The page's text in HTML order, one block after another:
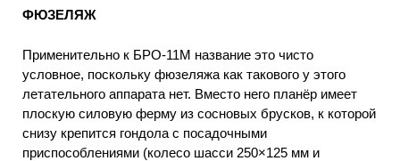
ФЮЗЕЛЯЖ
Применительно к БРО-11М название это чисто
условное, поскольку фюзеляжа как такового у этого
летательного аппарата нет. Вместо него планёр имеет
плоскую силовую ферму из сосновых брусков, к которой
снизу крепится гондола с посадочными
приспособлениями (колесо шасси 250×125 мм и